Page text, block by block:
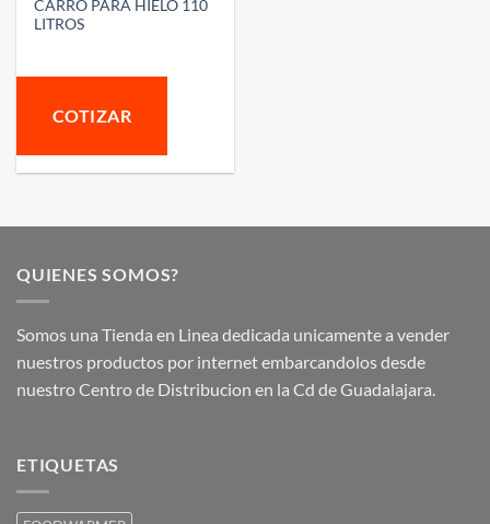
CARRO PARA HIELO 110
LITROS
COTIZAR
QUIENES SOMOS?
Somos una Tienda en Linea dedicada unicamente a vender
nuestros productos por internet embarcandolos desde
nuestro Centro de Distribucion en la Cd de Guadalajara.
ETIQUETAS